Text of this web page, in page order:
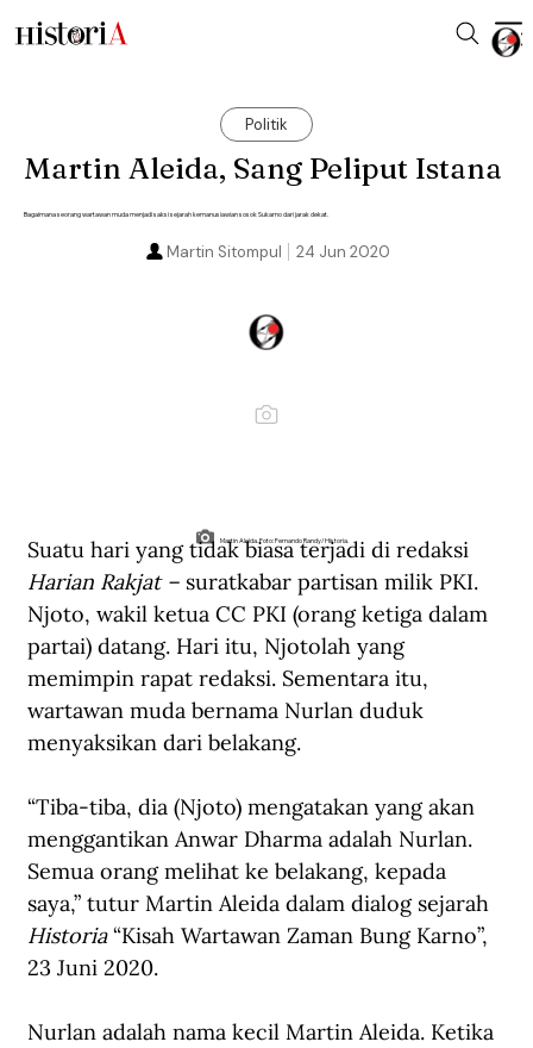
Politik
Martin Aleida, Sang Peliput Istana
Bagaimana seorang wartawan muda menjadi saksi sejarah kemanusiawian sosok Sukarno dari jarak dekat.
24 Jun 2020
Martin Sitompul
Martin Aleida. Foto: Fernando Randy/Historia.
Suatu hari yang tidak biasa terjadi di redaksi
Harian Rakjat – suratkabar partisan milik PKI.
Njoto, wakil ketua CC PKI (orang ketiga dalam
partai) datang. Hari itu, Njotolah yang
memimpin rapat redaksi. Sementara itu,
wartawan muda bernama Nurlan duduk
menyaksikan dari belakang.
“Tiba-tiba, dia (Njoto) mengatakan yang akan
menggantikan Anwar Dharma adalah Nurlan.
Semua orang melihat ke belakang, kepada
saya,” tutur Martin Aleida dalam dialog sejarah
Historia “Kisah Wartawan Zaman Bung Karno”,
23 Juni 2020.
Nurlan adalah nama kecil Martin Aleida. Ketika